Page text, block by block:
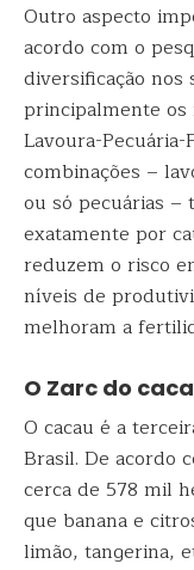
Outro aspecto
acordo com o
diversificação nos
principalmente os
Lavoura-Pecuária-
combinações –
ou só pecuárias –
exatamente por
reduzem o risco
níveis de
melhoram a
O Zarc do
O cacau é a
Brasil. De acordo
cerca de 578 mil
que banana e
limão, tangerina,